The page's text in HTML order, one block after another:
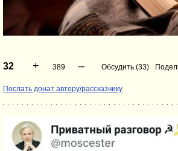
32 + 389 – Обсудить (33)
Послать донат автору/рассказчику